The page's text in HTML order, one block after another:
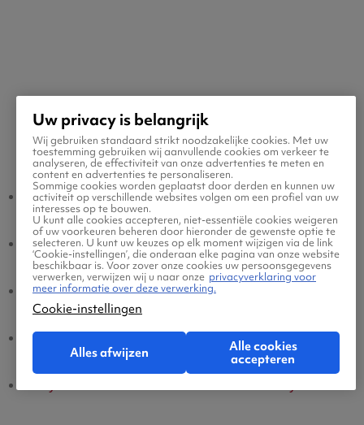
Populaire vluchten
Kayes - Amsterdam Amsterdam - Kayes
Kayes - Eindhoven Eindhoven - Kayes
Kayes - Brussel Brussel - Kayes
Kayes - Dusseldorf Dusseldorf - Kayes
Uw privacy is belangrijk
Wij gebruiken standaard strikt noodzakelijke cookies. Met uw
toestemming gebruiken wij aanvullende cookies om verkeer te
analyseren, de effectiviteit van onze advertenties te meten en
content en advertenties te personaliseren.
Sommige cookies worden geplaatst door derden en kunnen uw
activiteit op verschillende websites volgen om een profiel van uw
interesses op te bouwen.
U kunt alle cookies accepteren, niet-essentiële cookies weigeren
of uw voorkeuren beheren door hieronder de gewenste optie te
selecteren. U kunt uw keuzes op elk moment wijzigen via de link
‘Cookie-instellingen’, die onderaan elke pagina van onze website
beschikbaar is. Voor zover onze cookies uw persoonsgegevens
verwerken, verwijzen wij u naar onze privacyverklaring voor
meer informatie over deze verwerking.
Cookie-instellingen
Alles afwijzen
Alle cookies
accepteren